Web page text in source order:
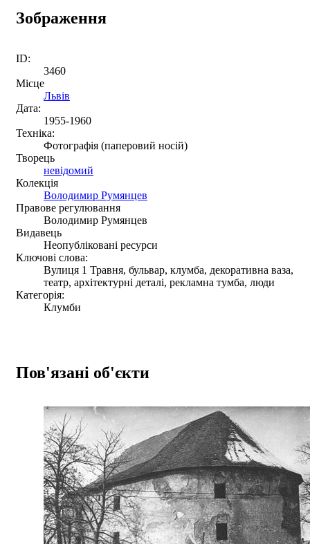
Зображення
ID:
3460
Місце
Львів
Дата:
1955-1960
Техніка:
Фотографія (паперовий носій)
Творець
невідомий
Колекція
Володимир Румянцев
Правове регулювання
Володимир Румянцев
Видавець
Неопубліковані ресурси
Ключові слова:
Вулиця 1 Травня, бульвар, клумба, декоративна ваза,
театр, архітектурні деталі, рекламна тумба, люди
Категорія:
Клумби
Пов'язані об'єкти